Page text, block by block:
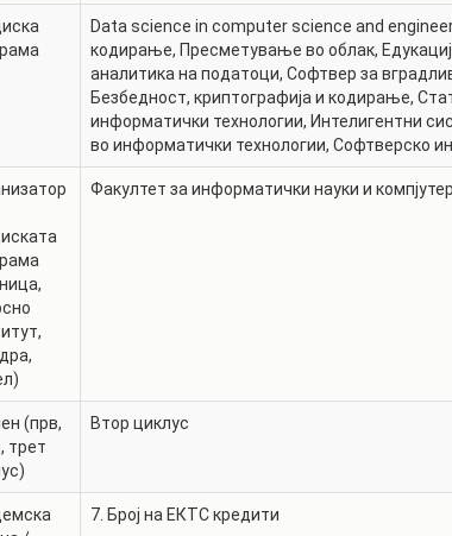
ИСТОРИЈАТ
ФИНКИ Е МОЈ
ИЗБОР
ЛАБОРАТОРИИ
ИЗВЕШТАИ ЗА
ФАКУЛТЕТОТ
СТУДЕНТСКИ
ОРГАНИЗАЦИИ
РАСПОРЕД НА
ЧАСОВИ
АКАДЕМСКИ
КАЛЕНДАР
Data science in computer science and
кодирање, Пресметување во облак,
аналитика на податоци, Софтвер за
Безбедност, криптографија и кодирање,
информатички технологии, Интелигентни
во информатички технологии, Софтверско
Факултет за информатички науки и
(прв,
трет
Втор циклус
7. Број на ЕКТС кредити